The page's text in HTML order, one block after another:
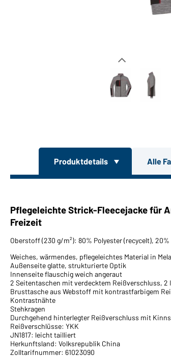
Produktdetails Alle
Pflegeleichte Strick-Fleecejacke für
Freizeit
Oberstoff (230 g/m²): 80% Polyester (recycelt),
Weiches, wärmendes, pflegeleichtes Material in
Außenseite glatte, strukturierte Optik
Innenseite flauschig weich angeraut
2 Seitentaschen mit verdecktem Reißverschluss, 2
Brusttasche aus Webstoff mit kontrastfarbigem
Kontrastnähte
Stehkragen
Durchgehend hinterlegter Reißverschluss mit
Reißverschlüsse: YKK
JN1817: leicht tailliert
Herkunftsland: Volksrepublik China
Zolltarifnummer: 61023090